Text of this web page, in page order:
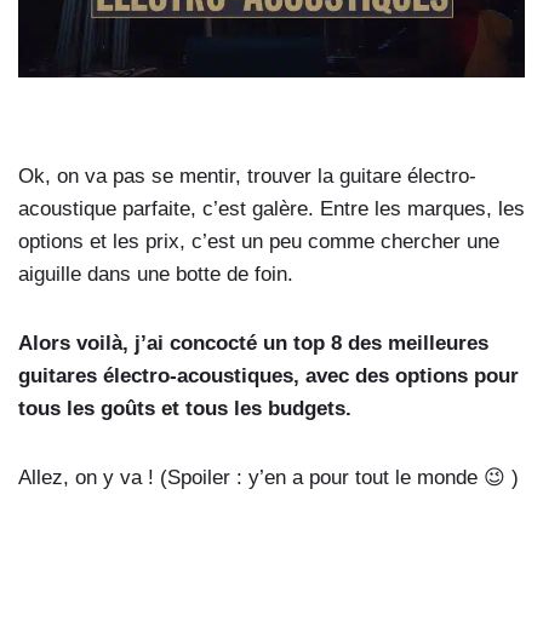
Ok, on va pas se mentir, trouver la guitare électro-
acoustique parfaite, c’est galère. Entre les marques, les
options et les prix, c’est un peu comme chercher une
aiguille dans une botte de foin.
Alors voilà, j’ai concocté un top 8 des meilleures
guitares électro-acoustiques, avec des options pour
tous les goûts et tous les budgets.
Allez, on y va ! (Spoiler : y’en a pour tout le monde 😉 )